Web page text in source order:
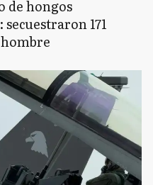
de hongos
171